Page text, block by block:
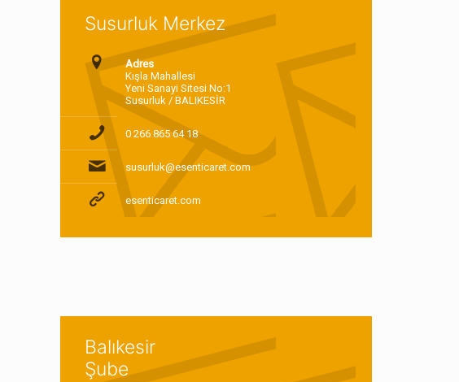
Susurluk Merkez
Adres
Kışla Mahallesi
Yeni Sanayi Sitesi No:1
Susurluk / BALIKESİR
0 266 865 64 18
susurluk@esenticaret.com
esenticaret.com
Balıkesir
Şube